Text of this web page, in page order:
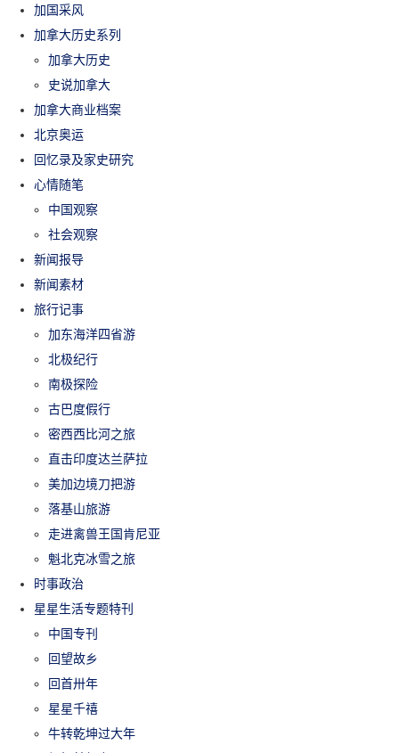
加国采风
加拿大历史系列
加拿大历史
史说加拿大
加拿大商业档案
北京奥运
回忆录及家史研究
心情随笔
中国观察
社会观察
新闻报导
新闻素材
旅行记事
加东海洋四省游
北极纪行
南极探险
古巴度假行
密西西比河之旅
直击印度达兰萨拉
美加边境刀把游
落基山旅游
走进禽兽王国肯尼亚
魁北克冰雪之旅
时事政治
星星生活专题特刊
中国专刊
回望故乡
回首卅年
星星千禧
牛转乾坤过大年